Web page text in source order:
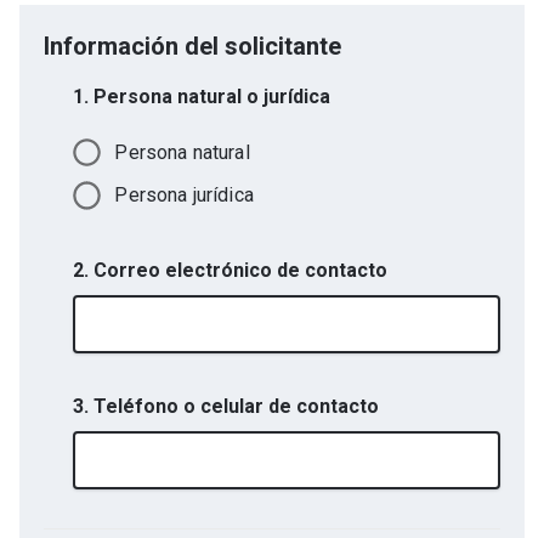
Información del solicitante
1. Persona natural o jurídica
Persona natural
Persona jurídica
2. Correo electrónico de contacto
3. Teléfono o celular de contacto